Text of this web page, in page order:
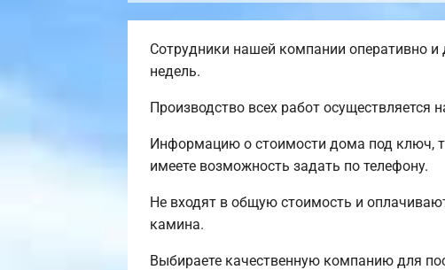
Сотрудники нашей компании оперативно
недель.
Производство всех работ
Информацию о стоимости дома под ключ,
имеете возможность задать по телефону.
Не входят в общую стоимость и
камина.
Выбираете качественную компанию для